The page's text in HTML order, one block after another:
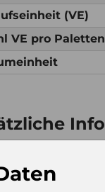
(VE)
VE pro
pro